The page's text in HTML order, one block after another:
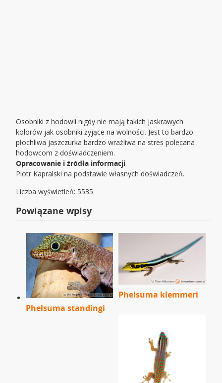
Osobniki z hodowli nigdy nie mają takich jaskrawych
kolorów jak osobniki żyjące na wolności. Jest to bardzo
płochliwa jaszczurka bardzo wrażliwa na stres polecana
hodowcom z doświadczeniem.
Opracowanie i źródła informacji
Piotr Kapralski na podstawie własnych doświadczeń.
Liczba wyświetleń: 5535
Powiązane wpisy
Phelsuma standingi
Phelsuma klemmeri